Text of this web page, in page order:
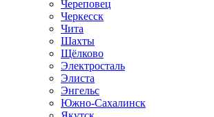
Череповец
Черкесск
Чита
Шахты
Щёлково
Электросталь
Элиста
Энгельс
Южно-Сахалинск